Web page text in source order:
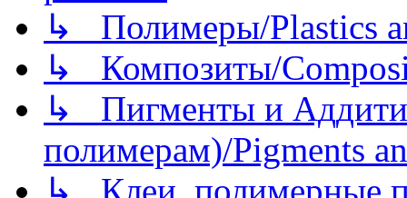
↳ Полимеры/Plastics
↳ Композиты/
↳ Пигменты и
полимерам)/Pigments